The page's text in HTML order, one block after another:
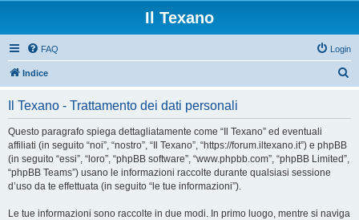
Il Texano
FAQ Login
Indice
Il Texano - Trattamento dei dati personali
Questo paragrafo spiega dettagliatamente come “Il Texano” ed eventuali
affiliati (in seguito “noi”, “nostro”, “Il Texano”, “https://forum.iltexano.it”) e phpBB
(in seguito “essi”, “loro”, “phpBB software”, “www.phpbb.com”, “phpBB Limited”,
“phpBB Teams”) usano le informazioni raccolte durante qualsiasi sessione
d’uso da te effettuata (in seguito “le tue informazioni”).
Le tue informazioni sono raccolte in due modi. In primo luogo, mentre si naviga